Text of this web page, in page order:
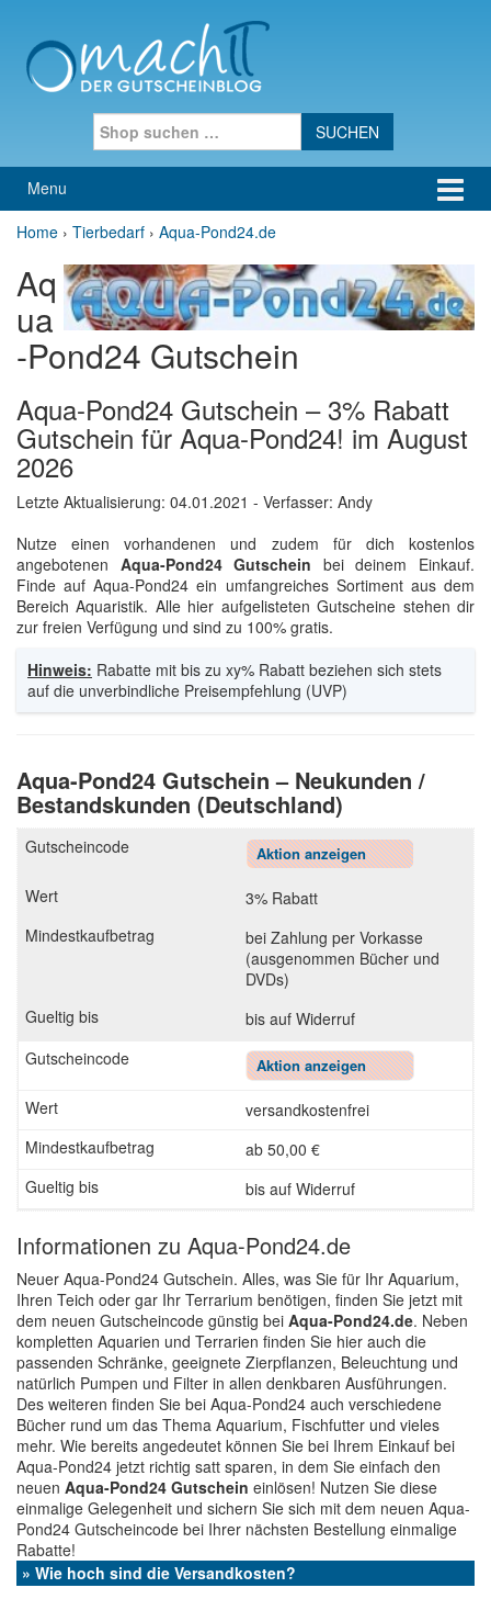
Menu
Home › Tierbedarf › Aqua-Pond24.de
Aq
ua
-Pond24 Gutschein
Aqua-Pond24 Gutschein – 3% Rabatt
Gutschein für Aqua-Pond24! im August
2026
Letzte Aktualisierung: 04.01.2021 - Verfasser: Andy
Nutze einen vorhandenen und zudem für dich kostenlos
angebotenen Aqua-Pond24 Gutschein bei deinem Einkauf.
Finde auf Aqua-Pond24 ein umfangreiches Sortiment aus dem
Bereich Aquaristik. Alle hier aufgelisteten Gutscheine stehen dir
zur freien Verfügung und sind zu 100% gratis.
Hinweis: Rabatte mit bis zu xy% Rabatt beziehen sich stets
auf die unverbindliche Preisempfehlung (UVP)
Aqua-Pond24 Gutschein – Neukunden /
Bestandskunden (Deutschland)
Aktion anzeigen
3% Rabatt
bei Zahlung per Vorkasse
(ausgenommen Bücher und
DVDs)
bis auf Widerruf
Aktion anzeigen
versandkostenfrei
ab 50,00 €
bis auf Widerruf
Informationen zu Aqua-Pond24.de
Neuer Aqua-Pond24 Gutschein. Alles, was Sie für Ihr Aquarium,
Ihren Teich oder gar Ihr Terrarium benötigen, finden Sie jetzt mit
dem neuen Gutscheincode günstig bei Aqua-Pond24.de. Neben
kompletten Aquarien und Terrarien finden Sie hier auch die
passenden Schränke, geeignete Zierpflanzen, Beleuchtung und
natürlich Pumpen und Filter in allen denkbaren Ausführungen.
Des weiteren finden Sie bei Aqua-Pond24 auch verschiedene
Bücher rund um das Thema Aquarium, Fischfutter und vieles
mehr. Wie bereits angedeutet können Sie bei Ihrem Einkauf bei
Aqua-Pond24 jetzt richtig satt sparen, in dem Sie einfach den
neuen Aqua-Pond24 Gutschein einlösen! Nutzen Sie diese
einmalige Gelegenheit und sichern Sie sich mit dem neuen Aqua-
Pond24 Gutscheincode bei Ihrer nächsten Bestellung einmalige
Rabatte!
» Wie hoch sind die Versandkosten?